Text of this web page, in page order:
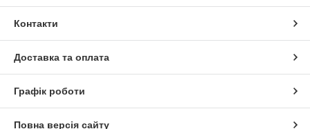
Контакти
Доставка та оплата
Графік роботи
Повна версія сайту